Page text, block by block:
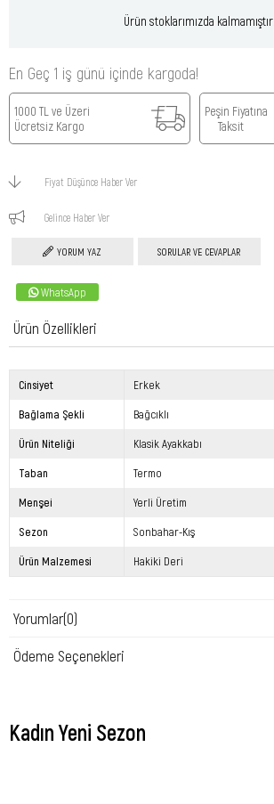
Ürün stoklarımızda kalmamıştır.
En Geç 1 iş günü içinde kargoda!
1000 TL ve Üzeri
Ücretsiz Kargo
Peşin Fiyatına
Taksit
Fiyat Düşünce Haber Ver
Gelince Haber Ver
YORUM YAZ SORULAR VE CEVAPLAR
WhatsApp
Ürün Özellikleri
Cinsiyet Erkek
Bağlama Şekli Bağcıklı
Ürün Niteliği Klasik Ayakkabı
Taban Termo
Menşei Yerli Üretim
Sezon Sonbahar-Kış
Ürün Malzemesi Hakiki Deri
Yorumlar(0)
Ödeme Seçenekleri
Kadın Yeni Sezon